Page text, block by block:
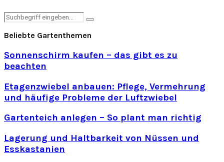
Search
Search
Beliebte Gartenthemen
Sonnenschirm kaufen – das gibt es zu
beachten
Etagenzwiebel anbauen: Pflege, Vermehrung
und häufige Probleme der Luftzwiebel
Gartenteich anlegen – So plant man richtig
Lagerung und Haltbarkeit von Nüssen und
Esskastanien